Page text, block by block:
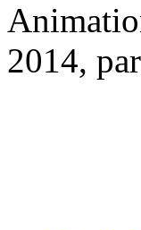
2014,